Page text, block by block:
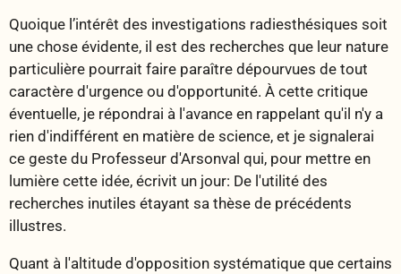
Quoique l’intérêt des investigations radiesthésiques soit
une chose évidente, il est des recherches que leur nature
particulière pourrait faire paraître dépourvues de tout
caractère d'urgence ou d'opportunité. À cette critique
éventuelle, je répondrai à l'avance en rappelant qu'il n'y a
rien d'indifférent en matière de science, et je signalerai
ce geste du Professeur d'Arsonval qui, pour mettre en
lumière cette idée, écrivit un jour: De l'utilité des
recherches inutiles étayant sa thèse de précédents
illustres.
Quant à l'altitude d'opposition systématique que certains